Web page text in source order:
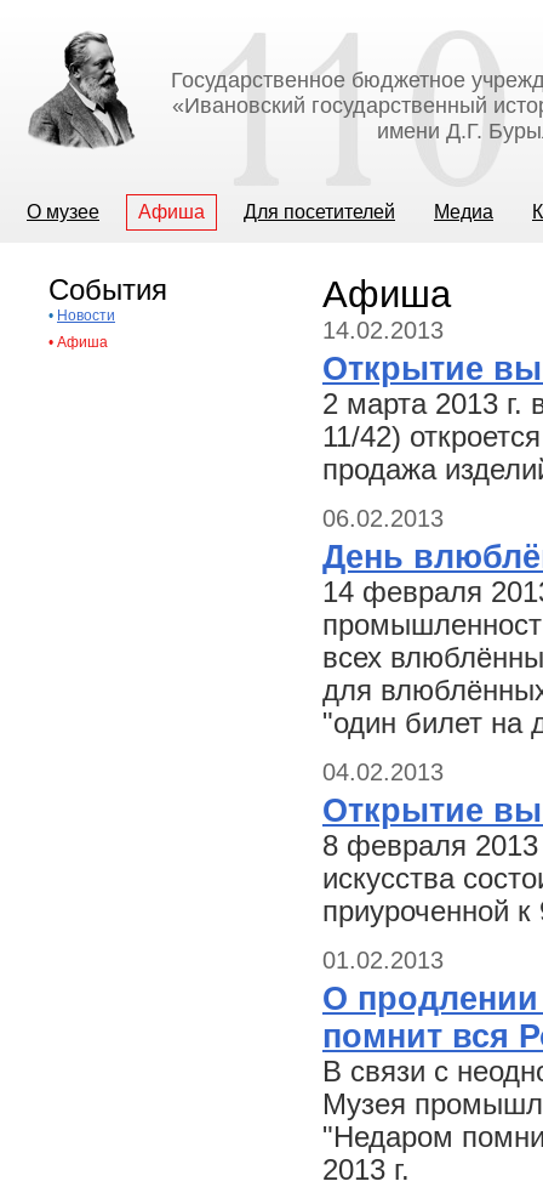
Государственное бюджетное
«Ивановский государственный
имени Д.Г.
О музее Афиша Для посетителей Медиа
События
• Новости
• Афиша
Афиша
14.02.2013
Открытие
2 марта 2013 г.
11/42)
продажа
06.02.2013
День
14 февраля
всех
для
"один билет на
04.02.2013
Открытие
8 февраля
искусства
приуроченной
01.02.2013
О
помнит вся
В связи с
Музея
"Недаром
2013 г.